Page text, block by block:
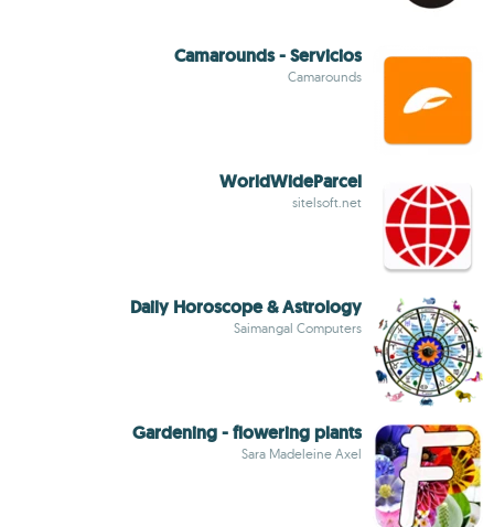
Camarounds - Servicios
Camarounds
WorldWideParcel
sitelsoft.net
Daily Horoscope & Astrology
Saimangal Computers
Gardening - flowering plants
Sara Madeleine Axel